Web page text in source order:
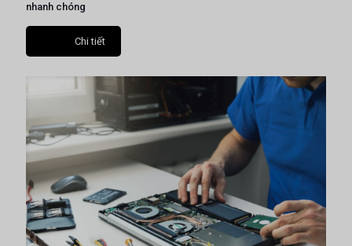
nhanh chóng
Chi tiết